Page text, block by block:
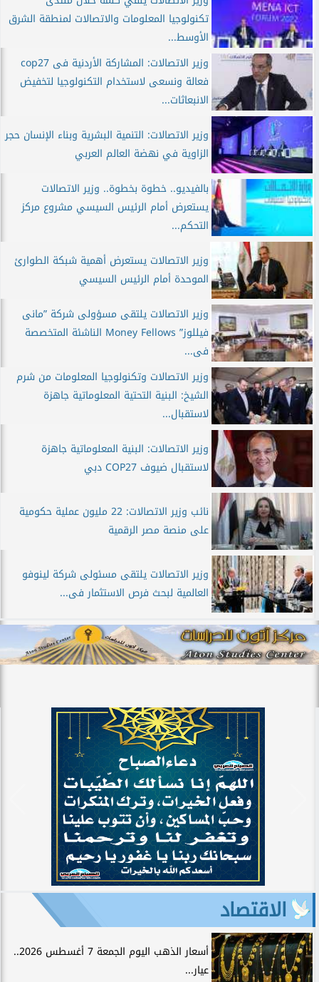
تكنولوجيا المعلومات والاتصالات لمنطقة الشرق
الأوسط...
وزير الاتصالات: المشاركة الأردنية فى cop27
فعالة ونسعى لاستخدام التكنولوجيا لتخفيض
الانبعاثات...
وزير الاتصالات: التنمية البشرية وبناء الإنسان حجر
الزاوية في نهضة العالم العربي
بالفيديو.. خطوة بخطوة.. وزير الاتصالات
يستعرض أمام الرئيس السيسي مشروع مركز
التحكم...
وزير الاتصالات يستعرض أهمية شبكة الطوارئ
الموحدة أمام الرئيس السيسي
وزير الاتصالات يلتقى مسؤولى شركة ”مانى
فيللوز” Money Fellows الناشئة المتخصصة
فى...
وزير الاتصالات وتكنولوجيا المعلومات من شرم
الشيخ: البنية التحتية المعلوماتية جاهزة
لاستقبال...
وزير الاتصالات: البنية المعلوماتية جاهزة
لاستقبال ضيوف COP27 دبي
نائب وزير الاتصالات: 22 مليون عملية حكومية
على منصة مصر الرقمية
وزير الاتصالات يلتقى مسئولى شركة لينوفو
العالمية لبحث فرص الاستثمار فى...
الاقتصاد
أسعار الذهب اليوم الجمعة 7 أغسطس 2026..
عيار...